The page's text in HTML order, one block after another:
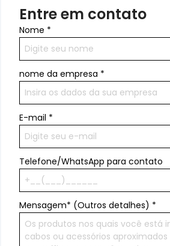
Entre em contato
Nome *
nome da empresa *
E-mail *
Telefone/WhatsApp para contato
Mensagem* (Outros detalhes) *